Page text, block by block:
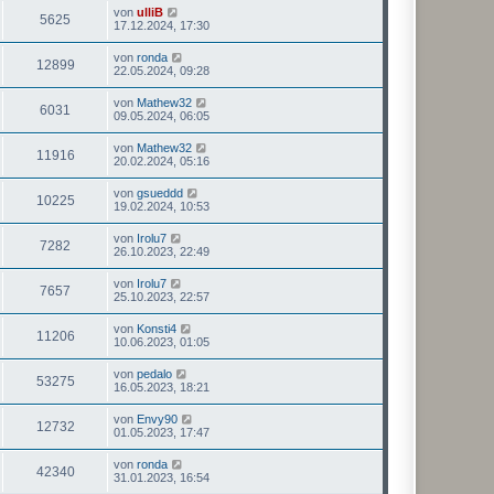
5625 von ulliB
17.12.2024, 17:30
12899 von ronda
22.05.2024, 09:28
6031 von Mathew32
09.05.2024, 06:05
11916 von Mathew32
20.02.2024, 05:16
10225 von gsueddd
19.02.2024, 10:53
7282 von Irolu7
26.10.2023, 22:49
7657 von Irolu7
25.10.2023, 22:57
11206 von Konsti4
10.06.2023, 01:05
53275 von pedalo
16.05.2023, 18:21
12732 von Envy90
01.05.2023, 17:47
42340 von ronda
31.01.2023, 16:54